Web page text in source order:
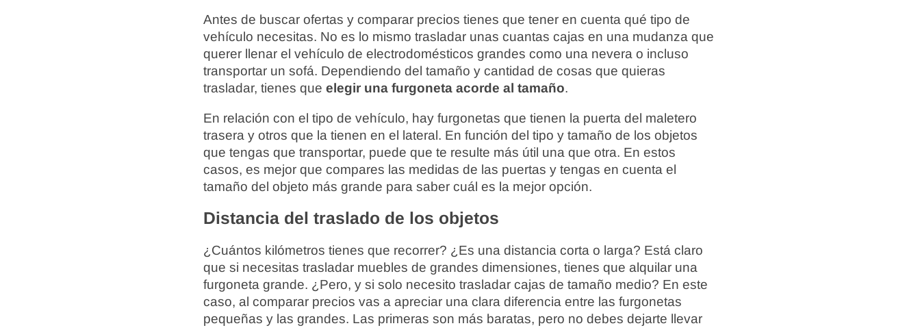
Antes de buscar ofertas y comparar precios tienes que tener en cuenta qué tipo de
vehículo necesitas. No es lo mismo trasladar unas cuantas cajas en una mudanza que
querer llenar el vehículo de electrodomésticos grandes como una nevera o incluso
transportar un sofá. Dependiendo del tamaño y cantidad de cosas que quieras
trasladar, tienes que elegir una furgoneta acorde al tamaño.
En relación con el tipo de vehículo, hay furgonetas que tienen la puerta del maletero
trasera y otros que la tienen en el lateral. En función del tipo y tamaño de los objetos
que tengas que transportar, puede que te resulte más útil una que otra. En estos
casos, es mejor que compares las medidas de las puertas y tengas en cuenta el
tamaño del objeto más grande para saber cuál es la mejor opción.
Distancia del traslado de los objetos
¿Cuántos kilómetros tienes que recorrer? ¿Es una distancia corta o larga? Está claro
que si necesitas trasladar muebles de grandes dimensiones, tienes que alquilar una
furgoneta grande. ¿Pero, y si solo necesito trasladar cajas de tamaño medio? En este
caso, al comparar precios vas a apreciar una clara diferencia entre las furgonetas
pequeñas y las grandes. Las primeras son más baratas, pero no debes dejarte llevar